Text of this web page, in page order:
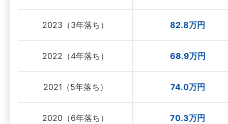
2023（3年落ち） 82.8万円
2022（4年落ち） 68.9万円
2021（5年落ち） 74.0万円
2020（6年落ち） 70.3万円